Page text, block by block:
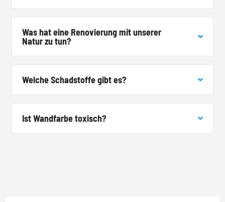
Was hat eine Renovierung mit unserer
Natur zu tun?
Welche Schadstoffe gibt es?
Ist Wandfarbe toxisch?